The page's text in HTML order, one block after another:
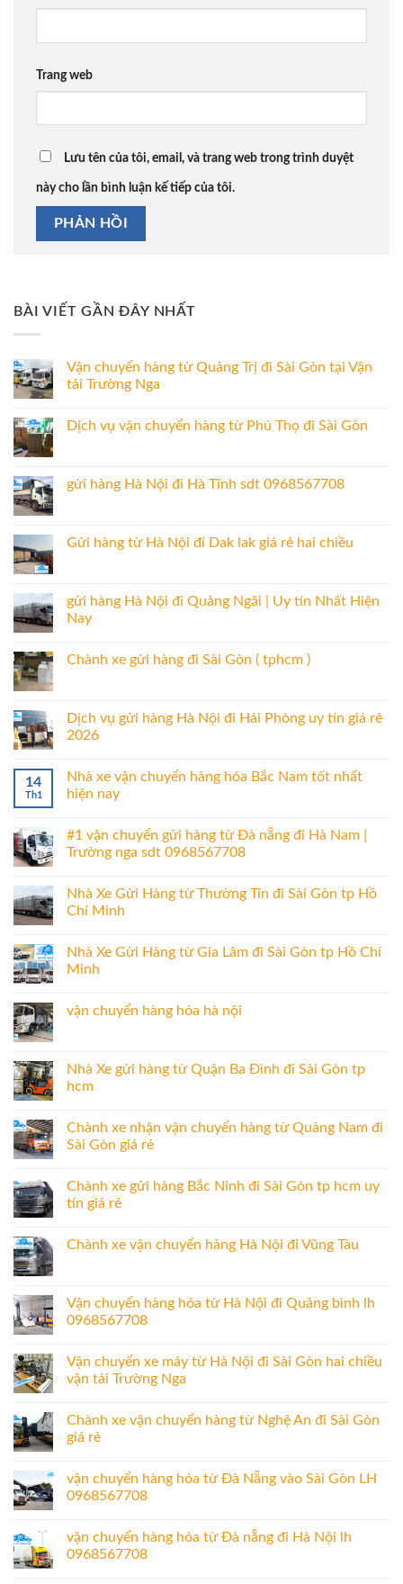
Trang web
Lưu tên của tôi, email, và trang web trong trình duyệt
này cho lần bình luận kế tiếp của tôi.
BÀI VIẾT GẦN ĐÂY NHẤT
Vận chuyển hàng từ Quảng Trị đi Sài Gòn tại Vận
tải Trường Nga
Dịch vụ vận chuyển hàng từ Phú Thọ đi Sài Gòn
gửi hàng Hà Nội đi Hà Tĩnh sdt 0968567708
Gửi hàng từ Hà Nội đi Dak lak giá rẻ hai chiều
gửi hàng Hà Nội đi Quảng Ngãi | Uy tín Nhất Hiện
Nay
Chành xe gửi hàng đi Sài Gòn ( tphcm )
Dịch vụ gửi hàng Hà Nội đi Hải Phòng uy tín giá rẻ
2026
14
Th1
Nhà xe vận chuyển hàng hóa Bắc Nam tốt nhất
hiện nay
#1 vận chuyển gửi hàng từ Đà nẵng đi Hà Nam |
Trường nga sdt 0968567708
Nhà Xe Gửi Hàng từ Thường Tín đi Sài Gòn tp Hồ
Chí Minh
Nhà Xe Gửi Hàng từ Gia Lâm đi Sài Gòn tp Hồ Chí
Minh
vận chuyển hàng hóa hà nội
Nhà Xe gửi hàng từ Quận Ba Đình đi Sài Gòn tp
hcm
Chành xe nhận vận chuyển hàng từ Quảng Nam đi
Sài Gòn giá rẻ
Chành xe gửi hàng Bắc Ninh đi Sài Gòn tp hcm uy
tín giá rẻ
Chành xe vận chuyển hàng Hà Nội đi Vũng Tàu
Vận chuyển hàng hóa từ Hà Nội đi Quảng bình lh
0968567708
Vận chuyển xe máy từ Hà Nội đi Sài Gòn hai chiều
vận tải Trường Nga
Chành xe vận chuyển hàng từ Nghệ An đi Sài Gòn
giá rẻ
vận chuyển hàng hóa từ Đà Nẵng vào Sài Gòn LH
0968567708
vận chuyển hàng hóa từ Đà nẵng đi Hà Nội lh
0968567708